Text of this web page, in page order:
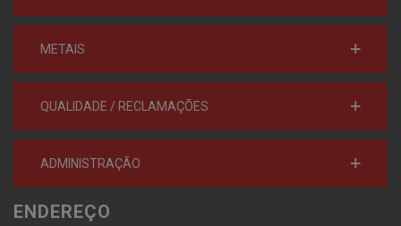
METAIS
QUALIDADE / RECLAMAÇÕES
ADMINISTRAÇÃO
ENDEREÇO